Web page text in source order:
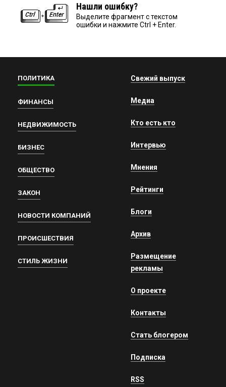
Нашли ошибку?
Выделите фрагмент с текстом
ошибки и нажмите Ctrl + Enter.
ПОЛИТИКА
ФИНАНСЫ
НЕДВИЖИМОСТЬ
БИЗНЕС
ОБЩЕСТВО
ЗАКОН
НОВОСТИ КОМПАНИЙ
ПРОИСШЕСТВИЯ
СТИЛЬ ЖИЗНИ
Свежий выпуск
Медиа
Кто есть кто
Интервью
Мнения
Рейтинги
Блоги
Архив
Размещение
рекламы
О проекте
Контакты
Стать блогером
Подписка
RSS